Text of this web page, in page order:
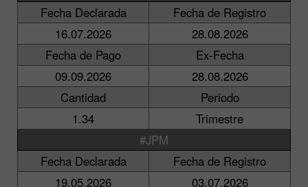
Fecha Declarada
Fecha de Registro
16.07.2026
28.08.2026
Fecha de Pago
Ex-Fecha
09.09.2026
28.08.2026
Cantidad
Periodo
1.34
Trimestre
#JPM
Fecha Declarada
Fecha de Registro
19.05.2026
03.07.2026